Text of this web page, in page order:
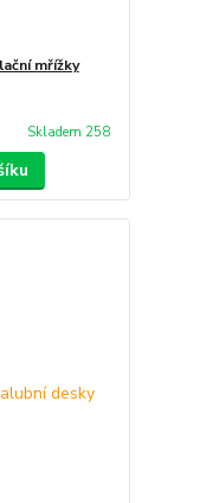
mřížky
Skladem 258